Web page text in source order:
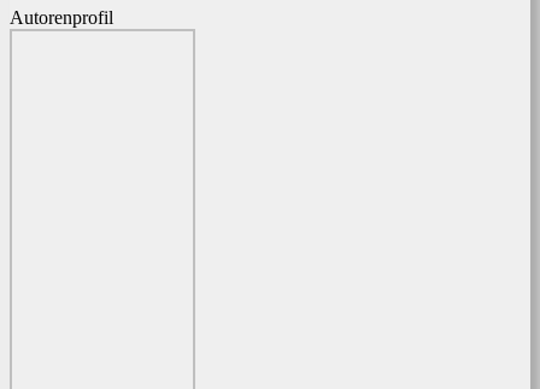
Autorenprofil